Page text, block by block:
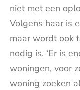
niet met een
Volgens haar is
maar wordt ook
nodig is. ‘Er is
woningen, voor
woning zoeken